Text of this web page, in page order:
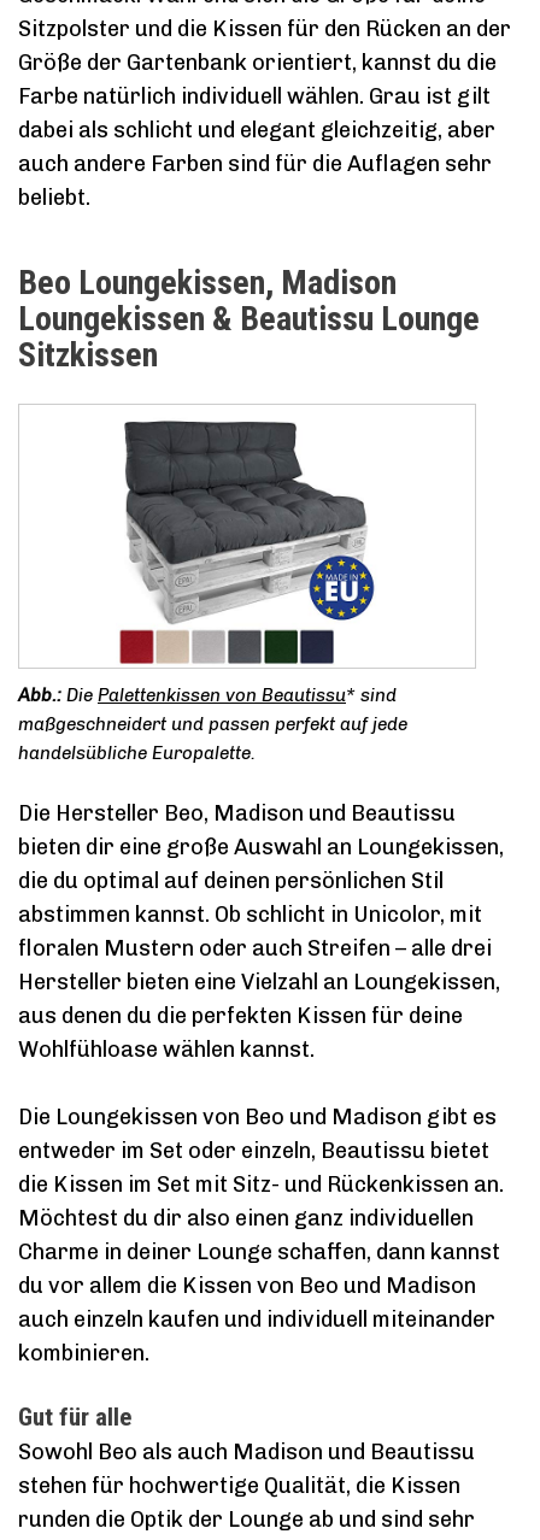
Sitzpolster und die Kissen für den Rücken an der
Größe der Gartenbank orientiert, kannst du die
Farbe natürlich individuell wählen. Grau ist gilt
dabei als schlicht und elegant gleichzeitig, aber
auch andere Farben sind für die Auflagen sehr
beliebt.
Beo Loungekissen, Madison
Loungekissen & Beautissu Lounge
Sitzkissen
Die Palettenkissen von Beautissu* sind
maßgeschneidert und passen perfekt auf jede
handelsübliche Europalette.
Die Hersteller Beo, Madison und Beautissu
bieten dir eine große Auswahl an Loungekissen,
die du optimal auf deinen persönlichen Stil
abstimmen kannst. Ob schlicht in Unicolor, mit
floralen Mustern oder auch Streifen – alle drei
Hersteller bieten eine Vielzahl an Loungekissen,
aus denen du die perfekten Kissen für deine
Wohlfühloase wählen kannst.
Die Loungekissen von Beo und Madison gibt es
entweder im Set oder einzeln, Beautissu bietet
die Kissen im Set mit Sitz- und Rückenkissen an.
Möchtest du dir also einen ganz individuellen
Charme in deiner Lounge schaffen, dann kannst
du vor allem die Kissen von Beo und Madison
auch einzeln kaufen und individuell miteinander
kombinieren.
Gut für alle
Sowohl Beo als auch Madison und Beautissu
stehen für hochwertige Qualität, die Kissen
runden die Optik der Lounge ab und sind sehr